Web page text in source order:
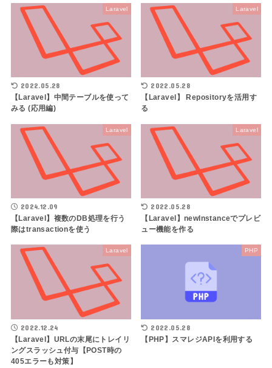
Laravel
2022.05.28
【Laravel】中間テーブルを使って
みる (応用編)
Laravel
2022.05.28
【Laravel】 Repositoryを活用す
る
Laravel
2024.12.09
【Laravel】複数のDB処理を行う
際はtransactionを使う
Laravel
2022.05.28
【Laravel】newInstanceでプレビ
ュー機能を作る
Laravel
2022.12.24
【Laravel】URLの末尾にトレイリ
ングスラッシュ付与【POST時の
405エラーも対策】
PHP
2022.05.28
【PHP】スマレジAPIを利用する